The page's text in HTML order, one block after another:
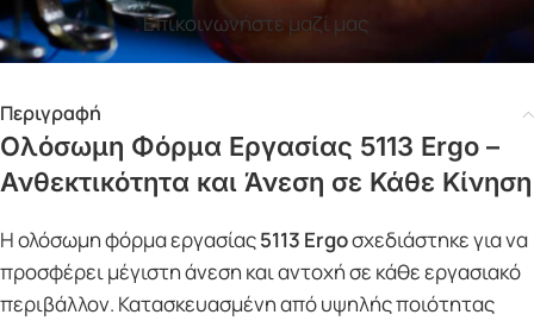
Επικοινωνήστε μαζί μας
Περιγραφή
Ολόσωμη Φόρμα Εργασίας 5113 Ergo –
Ανθεκτικότητα και Άνεση σε Κάθε Κίνηση
Η ολόσωμη φόρμα εργασίας5113 Ergoσχεδιάστηκε για να
προσφέρει μέγιστη άνεση και αντοχή σε κάθε εργασιακό
περιβάλλον. Κατασκευασμένη από υψηλής ποιότητας